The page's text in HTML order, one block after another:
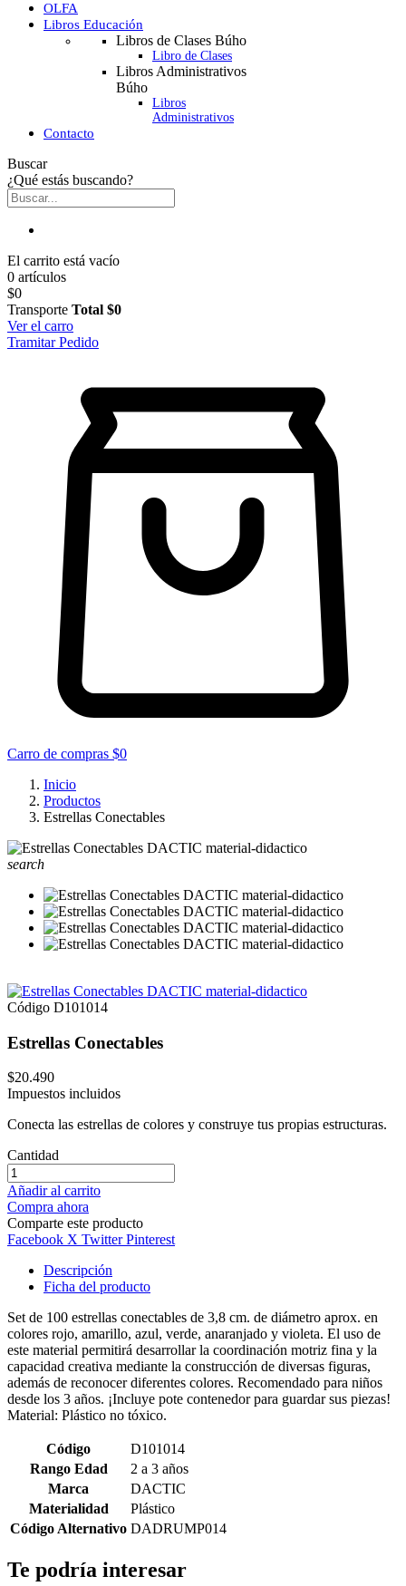
OLFA
Libros Educación
Libros de Clases Búho
Libro de Clases
Libros Administrativos
Búho
Libros
Administrativos
Contacto
Buscar
¿Qué estás buscando?
El carrito está vacío
0 artículos
$0
Transporte Total $0
Ver el carro
Tramitar Pedido
Carro de compras $0
Inicio
Productos
Estrellas Conectables
search
Código D101014
Estrellas Conectables
$20.490
Impuestos incluidos
Conecta las estrellas de colores y construye tus propias estructuras.
Cantidad
Añadir al carrito
Compra ahora
Comparte este producto
Facebook X Twitter Pinterest
Descripción
Ficha del producto
Set de 100 estrellas conectables de 3,8 cm. de diámetro aprox. en
colores rojo, amarillo, azul, verde, anaranjado y violeta. El uso de
este material permitirá desarrollar la coordinación motriz fina y la
capacidad creativa mediante la construcción de diversas figuras,
además de reconocer diferentes colores. Recomendado para niños
desde los 3 años. ¡Incluye pote contenedor para guardar sus piezas!
Material: Plástico no tóxico.
Código
D101014
Rango Edad
2 a 3 años
Marca
DACTIC
Materialidad
Plástico
Código Alternativo DADRUMP014
Te podría interesar